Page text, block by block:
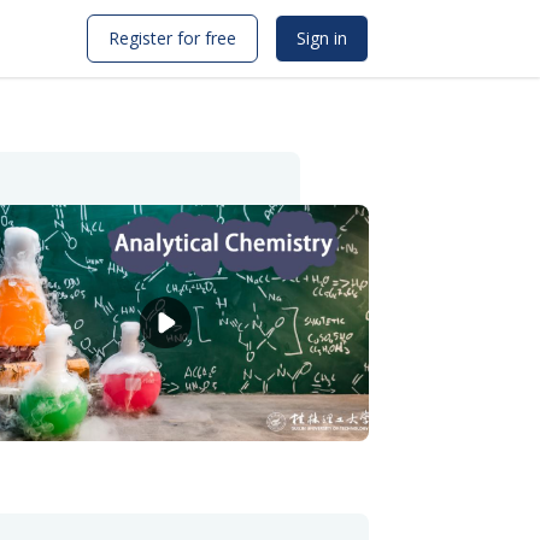
Register for free Sign in